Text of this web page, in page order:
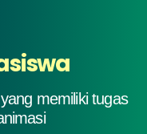
memiliki tugas